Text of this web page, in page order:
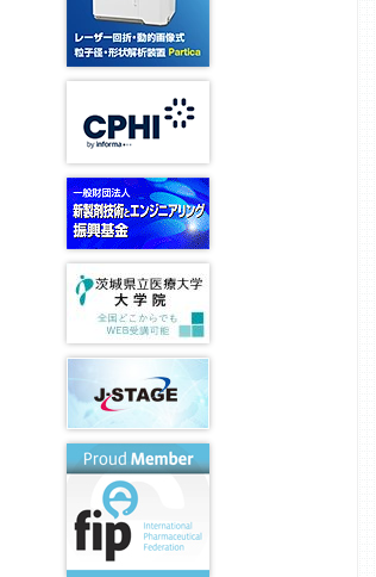
事
録
定
細
則・
規
程
類
剤
セ
ミ
ナ
ー
製
剤
技
術
伝
承
講
会
剤
技
術
伝
実
習
グ
チ
記
栄
誉
講
演
賞
T.
&
A.
グ
記
念
賞
旭
成
創
ビ
ア
記
事
会
告
「薬
と
健
康
の
間」
懸
論
文
審
査
結
果
ご
認
定
試
サ
ン
プ
ル
お
よ
び
過
の
題
例
員
会
「薬
学」
投
稿
論
文
審
査
委
会
報
委
員
制
改
与
製
剤
核
酸・
遺
伝
子
医
薬
FG
物
互
作
用・
個
化
医